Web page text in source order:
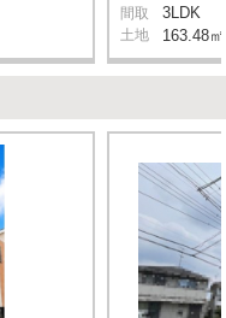
間取 3LDK
土地 163.48㎡